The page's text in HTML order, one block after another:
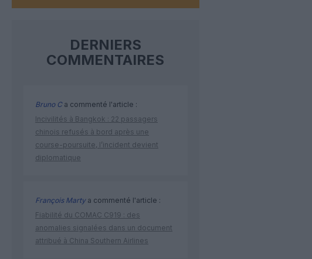
DERNIERS
COMMENTAIRES
Bruno Ca commenté l'article :
Incivilités à Bangkok : 22 passagers
chinois refusés à bord après une
course-poursuite, l’incident devient
diplomatique
François Martya commenté l'article :
Fiabilité du COMAC C919 : des
anomalies signalées dans un document
attribué à China Southern Airlines